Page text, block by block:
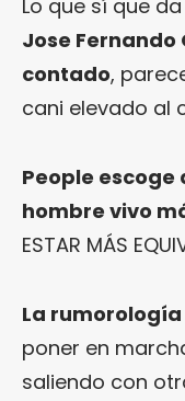
Lo que sí que
Jose Fernando
contado,
cani elevado al
People escoge
hombre vivo
ESTAR MÁS
La
poner en
saliendo con